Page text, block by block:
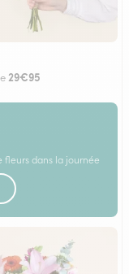
29€95
fleurs dans la journée